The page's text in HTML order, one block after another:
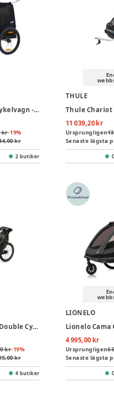
Thule Coaster XT Cykelvagn - Black
kr-19%
kr
2 butiker
THULE
11 039,20 kr
Ursprungligen
Senaste lägsta
Thule Chariot Lite Double Cykelvagn - Vintage Green
kr-19%
kr
4 butiker
LIONELO
4 995,00 kr
Ursprungligen6
Senaste lägsta